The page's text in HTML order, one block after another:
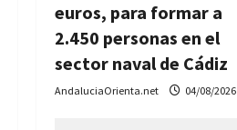
euros, para formar a
2.450 personas en el
sector naval de Cádiz
AndaluciaOrienta.net 04/08/2026